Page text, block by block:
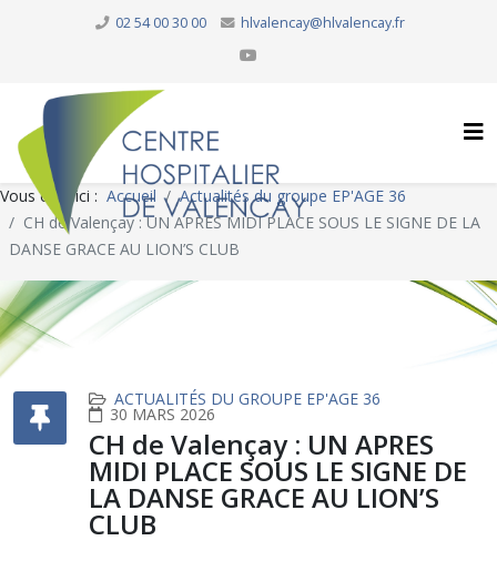
02 54 00 30 00 hlvalencay@hlvalencay.fr
Vous êtes ici : Accueil
Actualités du groupe EP'AGE 36
CH de Valençay : UN APRES MIDI PLACE SOUS LE SIGNE DE LA
DANSE GRACE AU LION’S CLUB
ACTUALITÉS DU GROUPE EP'AGE 36
30 MARS 2026
CH de Valençay : UN APRES
MIDI PLACE SOUS LE SIGNE DE
LA DANSE GRACE AU LION’S
CLUB